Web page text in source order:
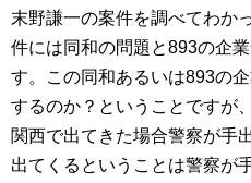
末野謙一の案件を調べてわか
件には同和の問題と893の企
す。この同和あるいは893の
するのか？ということですが
関西で出てきた場合警察が手
出てくるということは警察が